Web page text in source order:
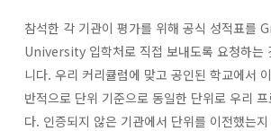
참석한 각 기관이 평가를 위해 공식 성적표를
University 입학처로 직접 보내도록 요청하는
니다. 우리 커리큘럼에 맞고 공인된 학교에서
반적으로 단위 기준으로 동일한 단위로 우리
다. 인증되지 않은 기관에서 단위를 이전했는